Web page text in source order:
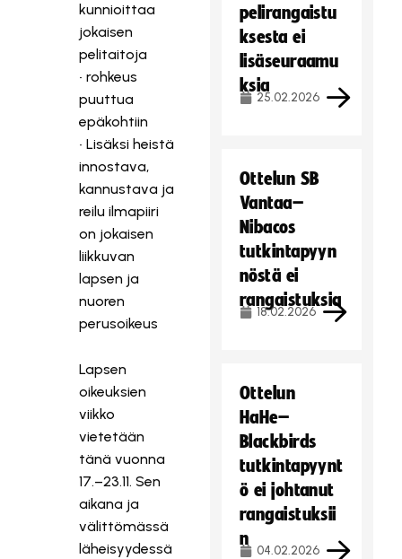
kunnioittaa
jokaisen
pelitaitoja
• rohkeus
puuttua
epäkohtiin
• Lisäksi heistä
innostava,
kannustava ja
reilu ilmapiiri
on jokaisen
liikkuvan
lapsen ja
nuoren
perusoikeus
Lapsen
oikeuksien
viikko
vietetään
tänä vuonna
17.–23.11. Sen
aikana ja
välittömässä
läheisyydessä
pelirangaistu
ksesta ei
lisäseuraamu
ksia
25.02.2026
Ottelun SB
Vantaa–
Nibacos
tutkintapyyn
nöstä ei
rangaistuksia
18.02.2026
Ottelun
HaHe–
Blackbirds
tutkintapyynt
ö ei johtanut
rangaistuksii
n
04.02.2026